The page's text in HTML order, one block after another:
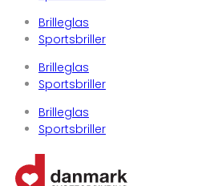
Brilleglas
Sportsbriller
Brilleglas
Sportsbriller
Brilleglas
Sportsbriller